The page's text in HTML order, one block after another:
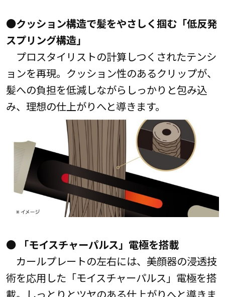
●クッション構造で髪をやさしく掴む「低反発
スプリング構造」
プロスタイリストの計算しつくされたテンシ
ョンを再現。クッション性のあるクリップが、
髪への負担を低減しながらしっかりと包み込
み、理想の仕上がりへと導きます。
● 「モイスチャーパルス」電極を搭載
カールプレートの左右には、美顔器の浸透技
術を応用した「モイスチャーパルス」電極を搭